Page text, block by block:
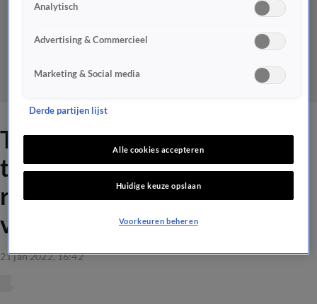
Ten Hag blikt vooruit op
topper tegen PSV en
reageert op complimenten
van spelers
21 jan 2022, 16:42
Analytisch
Advertising & Commercieel
Marketing & Social media
Derde partijen lijst
Alle cookies accepteren
Huidige keuze opslaan
Voorkeuren beheren